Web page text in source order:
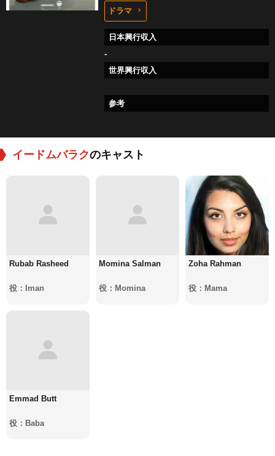
ドラマ
日本興行収入
-
世界興行収入
参考
イードムバラクのキャスト
Rubab Rasheed
役：Iman
Momina Salman
役：Momina
Zoha Rahman
役：Mama
Emmad Butt
役：Baba